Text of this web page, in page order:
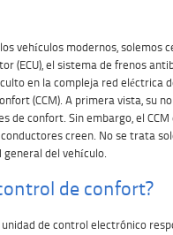
vehículos modernos, solemos
(ECU), el sistema de frenos
en la compleja red eléctrica
(CCM). A primera vista, su
de confort. Sin embargo, el
creen. No se trata
general del vehículo.
de confort?
de control electrónico